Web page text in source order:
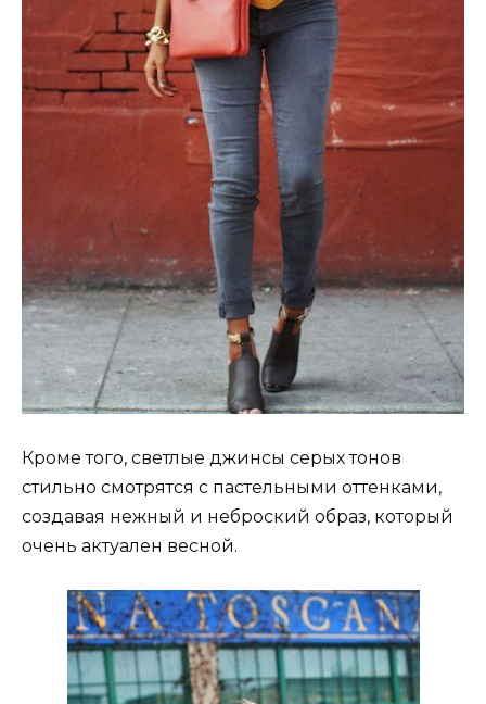
Кроме того, светлые джинсы серых тонов
стильно смотрятся с пастельными оттенками,
создавая нежный и неброский образ, который
очень актуален весной.